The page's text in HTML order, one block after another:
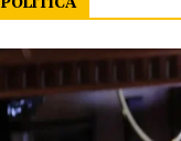
POLITICA